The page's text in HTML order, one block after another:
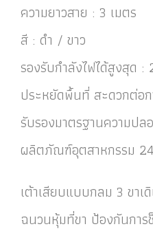
ความยาวสาย : 3 เมตร
สี : ดำ / ขาว
รองรับกำลังไฟได้สูงสุด
ประหยัดพื้นที่ สะดวกต่อก
รับรองมาตรฐานความป
ผลิตภัณฑ์อุตสาหกรรม
เต้าเสียบแบบกลม 3 ขา
ฉนวนหุ้มที่ขา ป้องกันการ